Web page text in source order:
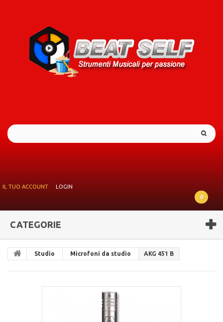
IL TUO ACCOUNT
LOGIN
0
CATEGORIE
Studio Microfoni da studio AKG 451 B